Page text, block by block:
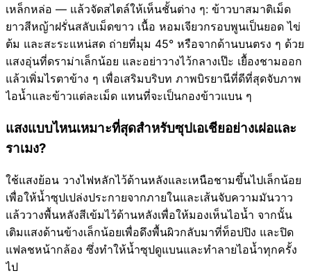
เหล็กหล่อ — แล้วจัดสไตล์ให้เห็นชั้นต่าง ๆ: ข้าวบาสมาติเม็ด
ยาวสีหญ้าฝรั่นสลับเม็ดขาว เนื้อ หอมเจียวกรอบพูนเป็นยอด ไข่
ต้ม และสะระแหน่สด ถ่ายที่มุม 45° หรือจากด้านบนตรง ๆ ด้วย
แสงอุ่นที่ดราม่าเล็กน้อย และอย่าวางไว้กลางเป๊ะ เยื้องชามออก
แล้วเพิ่มไรตาข้าง ๆ เพื่อเสริมบริบท ภาพบิรยานีที่ดีที่สุดจับภาพ
ไอน้ำและข้าวแต่ละเม็ด แทนที่จะเป็นกองข้าวแบน ๆ
แสงแบบไหนเหมาะที่สุดสำหรับซุปเอเชียอย่างเฝอและ
ราเมง?
ใช้แสงย้อน วางไฟหลักไว้ด้านหลังและเหนือชามขึ้นไปเล็กน้อย
เพื่อให้น้ำซุปเปล่งประกายจากภายในและเส้นจับความมันวาว
แล้ววางพื้นหลังสีเข้มไว้ด้านหลังเพื่อให้มองเห็นไอน้ำ จากนั้น
เติมแสงด้านข้างเล็กน้อยเพื่อดึงพื้นผิวกลับมาที่ท็อปปิง และปิด
แฟลชหน้ากล้อง ซึ่งทำให้น้ำซุปดูแบนและทำลายไอน้ำทุกครั้ง
ไป